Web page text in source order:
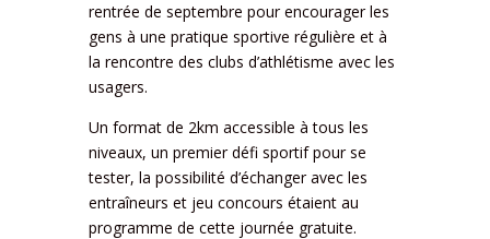
rentrée de septembre pour encourager les
gens à une pratique sportive régulière et à
la rencontre des clubs d’athlétisme avec les
usagers.
Un format de 2km accessible à tous les
niveaux, un premier défi sportif pour se
tester, la possibilité d’échanger avec les
entraîneurs et jeu concours étaient au
programme de cette journée gratuite.